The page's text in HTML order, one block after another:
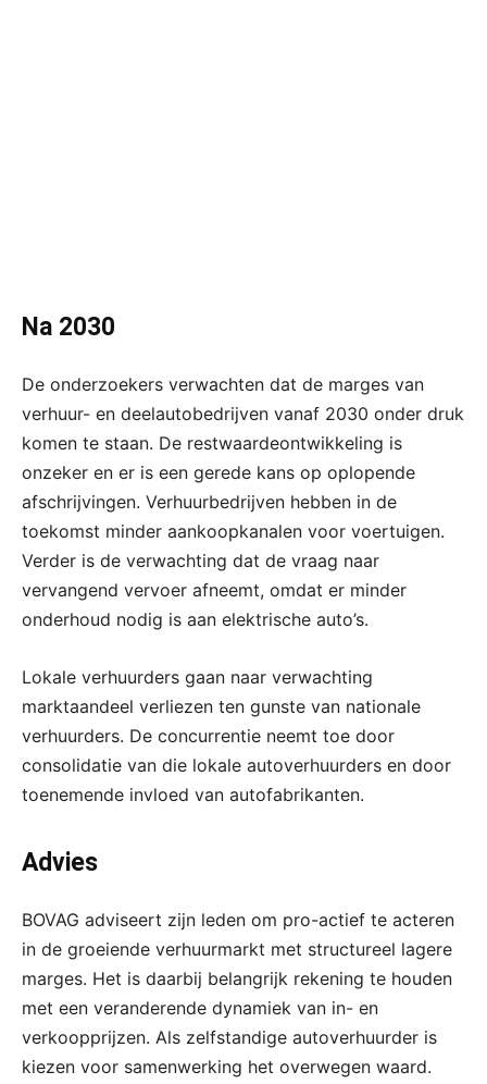
Na 2030
De onderzoekers verwachten dat de marges van
verhuur- en deelautobedrijven vanaf 2030 onder druk
komen te staan. De restwaardeontwikkeling is
onzeker en er is een gerede kans op oplopende
afschrijvingen. Verhuurbedrijven hebben in de
toekomst minder aankoopkanalen voor voertuigen.
Verder is de verwachting dat de vraag naar
vervangend vervoer afneemt, omdat er minder
onderhoud nodig is aan elektrische auto’s.
Lokale verhuurders gaan naar verwachting
marktaandeel verliezen ten gunste van nationale
verhuurders. De concurrentie neemt toe door
consolidatie van die lokale autoverhuurders en door
toenemende invloed van autofabrikanten.
Advies
BOVAG adviseert zijn leden om pro-actief te acteren
in de groeiende verhuurmarkt met structureel lagere
marges. Het is daarbij belangrijk rekening te houden
met een veranderende dynamiek van in- en
verkoopprijzen. Als zelfstandige autoverhuurder is
kiezen voor samenwerking het overwegen waard.